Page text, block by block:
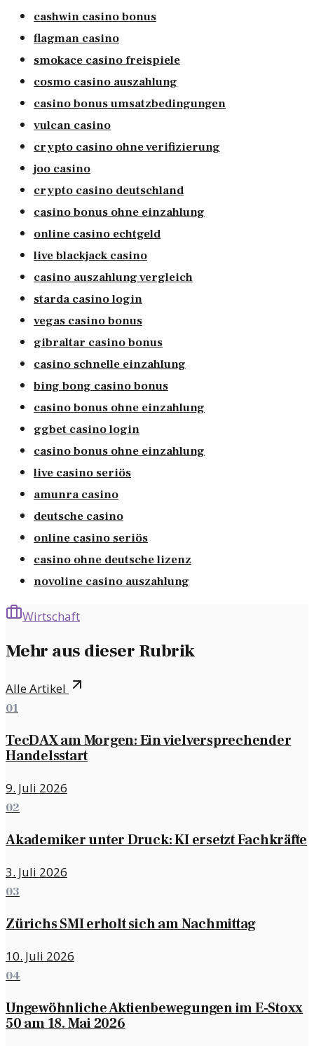
cashwin casino bonus
flagman casino
smokace casino freispiele
cosmo casino auszahlung
casino bonus umsatzbedingungen
vulcan casino
crypto casino ohne verifizierung
joo casino
crypto casino deutschland
casino bonus ohne einzahlung
online casino echtgeld
live blackjack casino
casino auszahlung vergleich
starda casino login
vegas casino bonus
gibraltar casino bonus
casino schnelle einzahlung
bing bong casino bonus
casino bonus ohne einzahlung
ggbet casino login
casino bonus ohne einzahlung
live casino seriös
amunra casino
deutsche casino
online casino seriös
casino ohne deutsche lizenz
novoline casino auszahlung
Wirtschaft
Mehr aus dieser Rubrik
Alle Artikel
01
TecDAX am Morgen: Ein vielversprechender
Handelsstart
9. Juli 2026
02
Akademiker unter Druck: KI ersetzt Fachkräfte
3. Juli 2026
03
Zürichs SMI erholt sich am Nachmittag
10. Juli 2026
04
Ungewöhnliche Aktienbewegungen im E-Stoxx
50 am 18. Mai 2026